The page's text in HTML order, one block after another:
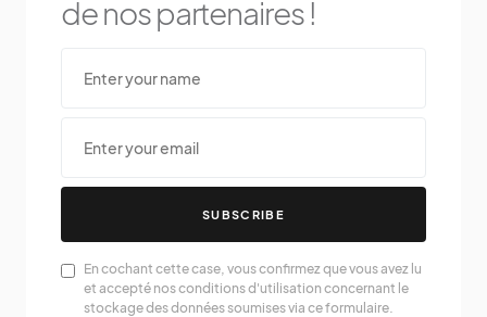
de nos partenaires !
SUBSCRIBE
En cochant cette case, vous confirmez que vous avez lu
et accepté nos conditions d'utilisation concernant le
stockage des données soumises via ce formulaire.